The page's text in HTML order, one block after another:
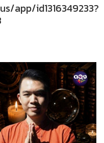
app/id1316349233?